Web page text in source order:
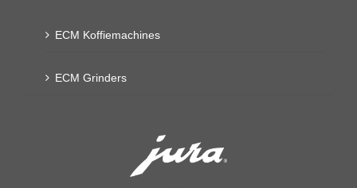
ECM Koffiemachines
ECM Grinders